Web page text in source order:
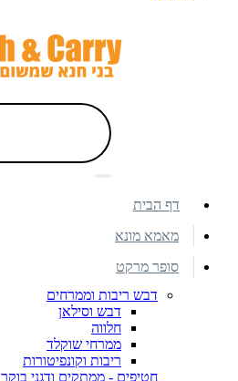
דף הבית
מאמא מונא
סופר מרקט
דבש ריבות וממרחים
דבש וסילאן
חלווה
ממרחי שוקלד
ריבות וקונפיטורות
חטיפים - ממתקים ודגני בוקר